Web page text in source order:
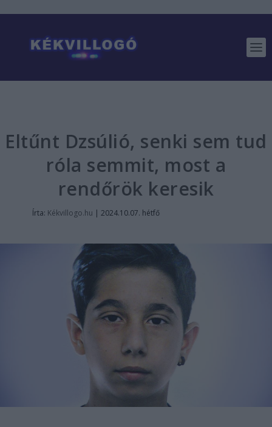
Eltűnt Dzsúlió, senki sem tud
róla semmit, most a
rendőrök keresik
Írta: Kékvillogo.hu | 2024.10.07. hétfő